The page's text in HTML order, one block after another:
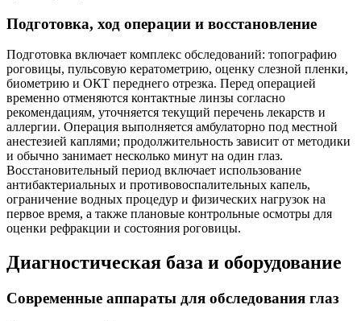
Подготовка, ход операции и восстановление
Подготовка включает комплекс обследований: топографию
роговицы, пульсовую кератометрию, оценку слезной пленки,
биометрию и ОКТ переднего отрезка. Перед операцией
временно отменяются контактные линзы согласно
рекомендациям, уточняется текущий перечень лекарств и
аллергии. Операция выполняется амбулаторно под местной
анестезией каплями; продолжительность зависит от методики
и обычно занимает несколько минут на один глаз.
Восстановительный период включает использование
антибактериальных и противовоспалительных капель,
ограничение водных процедур и физических нагрузок на
первое время, а также плановые контрольные осмотры для
оценки рефракции и состояния роговицы.
Диагностическая база и оборудование
Современные аппараты для обследования глаз